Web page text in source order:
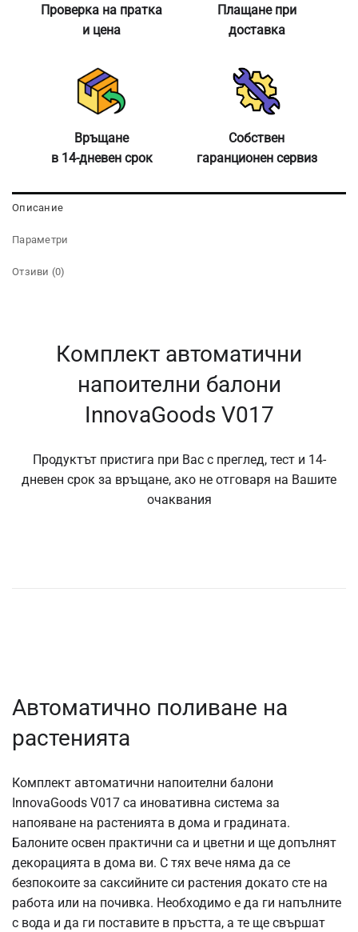
Проверка на пратка
и цена
Плащане при
доставка
Връщане
в 14-дневен срок
Собствен
гаранционен сервиз
Описание
Параметри
Отзиви (0)
Комплект автоматични
напоителни балони
InnovaGoods V017
Продуктът пристига при Вас с преглед, тест и 14-
дневен срок за връщане, ако не отговаря на Вашите
очаквания
Автоматично поливане на
растенията
Комплект автоматични напоителни балони
InnovaGoods V017 са иновативна система за
напояване на растенията в дома и градината.
Балоните освен практични са и цветни и ще допълнят
декорацията в дома ви. С тях вече няма да се
безпокоите за саксийните си растения докато сте на
работа или на почивка. Необходимо е да ги напълните
с вода и да ги поставите в пръстта, а те ще свършат